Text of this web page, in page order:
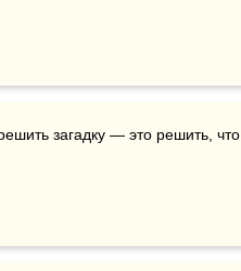
загадку — это решить, что